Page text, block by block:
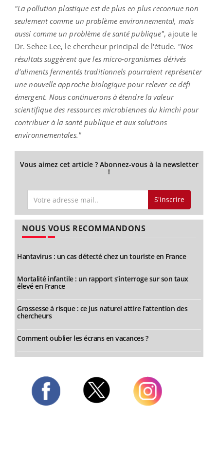
"La pollution plastique est de plus en plus reconnue non
seulement comme un problème environnemental, mais
aussi comme un problème de santé publique", ajoute le
Dr. Sehee Lee, le chercheur principal de l'étude. "Nos
résultats suggèrent que les micro-organismes dérivés
d'aliments fermentés traditionnels pourraient représenter
une nouvelle approche biologique pour relever ce défi
émergent. Nous continuerons à étendre la valeur
scientifique des ressources microbiennes du kimchi pour
contribuer à la santé publique et aux solutions
environnementales."
Vous aimez cet article ? Abonnez-vous à la newsletter
!
S'inscrire
NOUS VOUS RECOMMANDONS
Hantavirus : un cas détecté chez un touriste en France
Mortalité infantile : un rapport s’interroge sur son taux
élevé en France
Grossesse à risque : ce jus naturel attire l'attention des
chercheurs
Comment oublier les écrans en vacances ?